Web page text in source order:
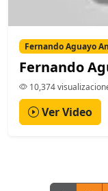
Fernando Aguayo
Fernando
10,374
Ver Video